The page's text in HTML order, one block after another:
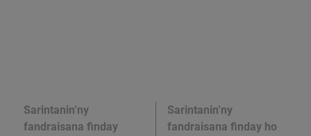
Sarintanin’ny
fandraisana finday
Sarintanin’ny
fandraisana finday ho